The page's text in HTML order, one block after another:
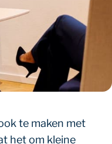
te maken met
het om kleine